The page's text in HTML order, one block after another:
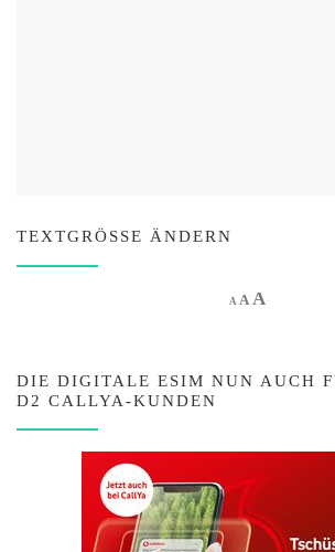
TEXTGRÖSSE ÄNDERN
A Decrease font size.
AReset font size.
AIncrease
DIE DIGITALE ESIM NUN AUCH
D2 CALLYA-KUNDEN